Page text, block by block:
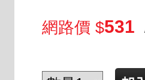
網路價 $531